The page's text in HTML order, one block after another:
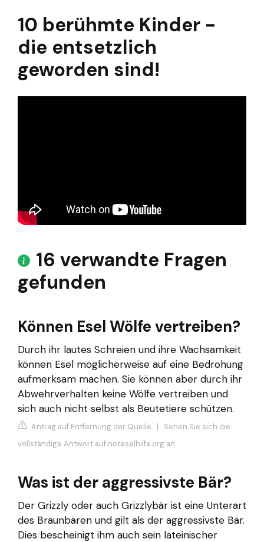
10 berühmte Kinder -
die entsetzlich
geworden sind!
16 verwandte Fragen
gefunden
Können Esel Wölfe vertreiben?
Durch ihr lautes Schreien und ihre Wachsamkeit
können Esel möglicherweise auf eine Bedrohung
aufmerksam machen. Sie können aber durch ihr
Abwehrverhalten keine Wölfe vertreiben und
sich auch nicht selbst als Beutetiere schützen.
Antrag auf Entfernung der Quelle | Sehen Sie sich die
vollständige Antwort auf noteselhilfe.org an
Was ist der aggressivste Bär?
Der Grizzly oder auch Grizzlybär ist eine Unterart
des Braunbären und gilt als der aggressivste Bär.
Dies bescheinigt ihm auch sein lateinischer